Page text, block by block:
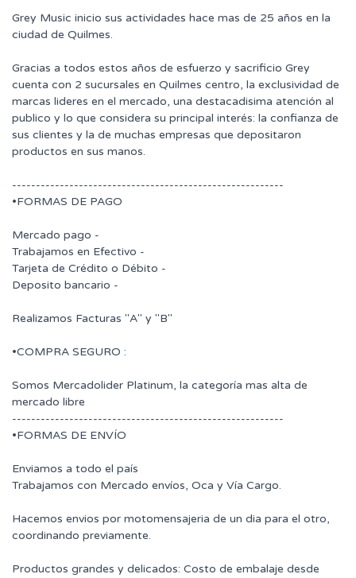
Grey Music inicio sus actividades hace mas de 25 años en la
ciudad de Quilmes.
Gracias a todos estos años de esfuerzo y sacrificio Grey
cuenta con 2 sucursales en Quilmes centro, la exclusividad de
marcas lideres en el mercado, una destacadisima atención al
publico y lo que considera su principal interés: la confianza de
sus clientes y la de muchas empresas que depositaron
productos en sus manos.
---------------------------------------------------------
•FORMAS DE PAGO
Mercado pago -
Trabajamos en Efectivo -
Tarjeta de Crédito o Débito -
Deposito bancario -
Realizamos Facturas "A" y "B"
•COMPRA SEGURO :
Somos Mercadolider Platinum, la categoría mas alta de
mercado libre
---------------------------------------------------------
•FORMAS DE ENVÍO
Enviamos a todo el país
Trabajamos con Mercado envíos, Oca y Vía Cargo.
Hacemos envios por motomensajeria de un dia para el otro,
coordinando previamente.
Productos grandes y delicados: Costo de embalaje desde